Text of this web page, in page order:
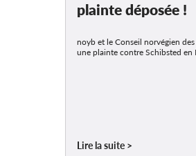
plainte déposée !
noyb et le Conseil norvégien
une plainte contre Schibsted en
Lire la suite